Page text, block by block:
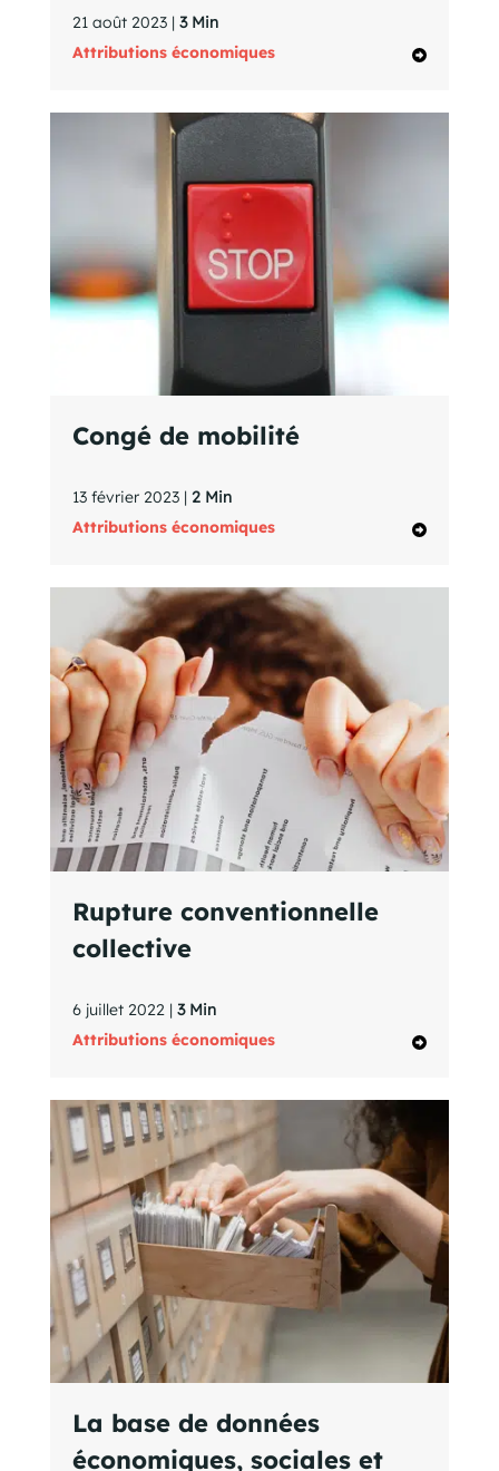
21 août 2023 | 3 Min
Attributions économiques
Congé de mobilité
13 février 2023 | 2 Min
Attributions économiques
Rupture conventionnelle
collective
6 juillet 2022 | 3 Min
Attributions économiques
La base de données
économiques, sociales et